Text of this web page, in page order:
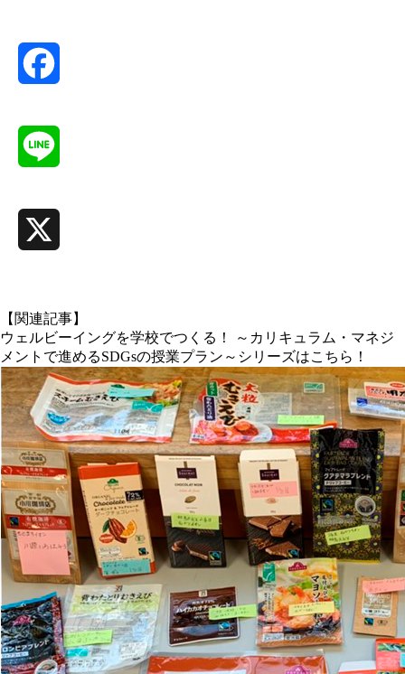
【関連記事】
ウェルビーイングを学校でつくる！ ～カリキュラム・マネジ
メントで進めるSDGsの授業プラン～シリーズはこちら！